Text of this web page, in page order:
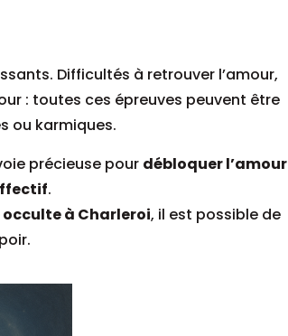
Difficultés à retrouver l’amour,
: toutes ces épreuves peuvent être
ou karmiques.
précieuse pour débloquer l’amour
.
à Charleroi, il est possible de